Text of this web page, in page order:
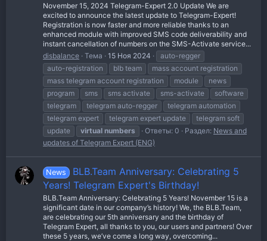
November 15, 2024 Telegram-Expert 2.0 Update We are
excited to announce the latest update to Telegram-Expert!
Registration is now faster and more reliable thanks to an
enhanced module with improved SMS code deliverability and
instant cancellation of numbers on the SMS-Activate service...
disbalance Тема 15 Ноя 2024
auto-regger
auto-registration
blb team
mass account registration
mass telegram account registration
module
news
program
sms sms activate sms-activate
software
telegram
telegram auto-regger
telegram automation
telegram expert
telegram expert update
telegram soft
update
virtual numbers Ответы: 0 Раздел: News and
updates of Telegram Expert (ENG)
News
BLB.Team Anniversary: Celebrating 5
Years! Telegram Expert's Birthday!
BLB.Team Anniversary: Celebrating 5 Years! November 15 is a
significant date in our company’s history! We, the BLB.Team,
are celebrating our 5th anniversary and the birthday of
Telegram Expert, all thanks to you, our users and partners! Over
these 5 years, we’ve come a long way, overcoming...